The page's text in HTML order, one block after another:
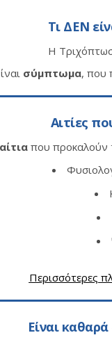
Τι ΔΕΝ
Η
σύμπτωμα, που
Αιτίες
αίτια που προκαλούν
Περισσότερες
Είναι